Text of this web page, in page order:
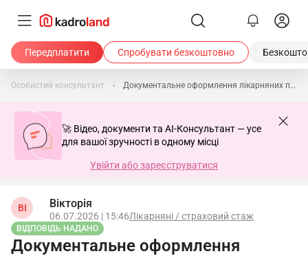
Передплатити Спробувати безкоштовно
Особистий консультант Документальне оформлення лікарняних при втраті дитини: нюанси
🚀 Відео, документи та AI-Консультант — усе
для вашої зручності в одному місці
Увійти або зареєструватися
ВІ Вікторія
06.07.2026 | 15:46Лікарняні / страховий стаж
ВІДПОВІДЬ НАДАНО
Документальне оформлення